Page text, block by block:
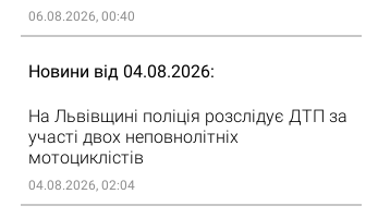
06.08.2026, 00:40
Новини від 04.08.2026
На Львівщині поліція розслідує ДТП за
участі двох неповнолітніх
мотоциклістів
04.08.2026, 02:04